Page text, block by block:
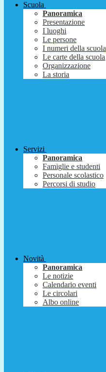
Scuola
Panoramica
Presentazione
I luoghi
Le persone
I numeri della scuola
Le carte della scuola
Organizzazione
La storia
Servizi
Panoramica
Famiglie e studenti
Personale scolastico
Percorsi di studio
Novità
Panoramica
Le notizie
Calendario eventi
Le circolari
Albo online